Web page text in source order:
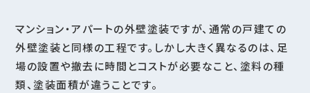
マンション・アパートの外壁塗装ですが、通常の戸建ての
外壁塗装と同様の工程です。しかし大きく異なるのは、足
場の設置や撤去に時間とコストが必要なこと、塗料の種
類、塗装面積が違うことです。